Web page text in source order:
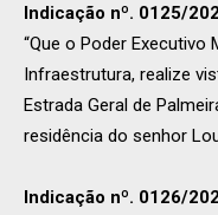
Indicação nº. 0125/
“Que o Poder Executivo
Infraestrutura, realize
Estrada Geral de
residência do senhor
Indicação nº. 0126/